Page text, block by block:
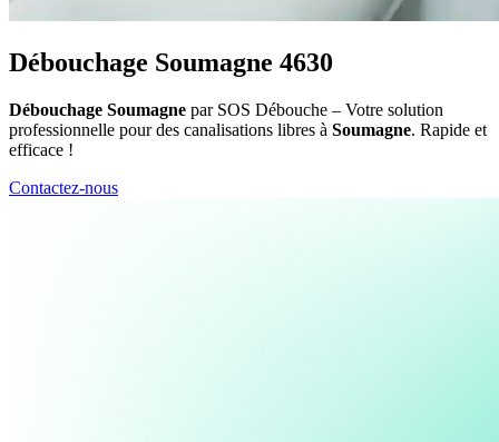
Débouchage Soumagne 4630
Débouchage Soumagne par SOS Débouche – Votre solution
professionnelle pour des canalisations libres à Soumagne. Rapide et
efficace !
Contactez-nous